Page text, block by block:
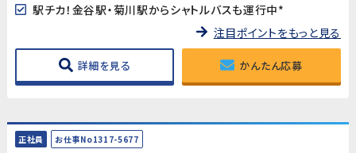
駅チカ！金谷駅・菊川駅からシャトルバスも運行中*
注目ポイントをもっと見る
詳細を見る かんたん応募
正社員 お仕事No1317-5677